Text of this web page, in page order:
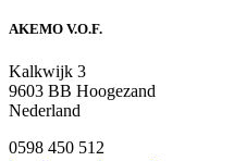
AKEMO V.O.F.
Kalkwijk 3
9603 BB Hoogezand
Nederland
0598 450 512